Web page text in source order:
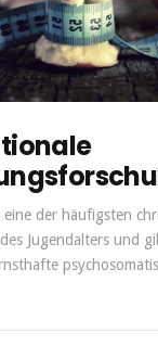
der häufigsten
Jugendalters und